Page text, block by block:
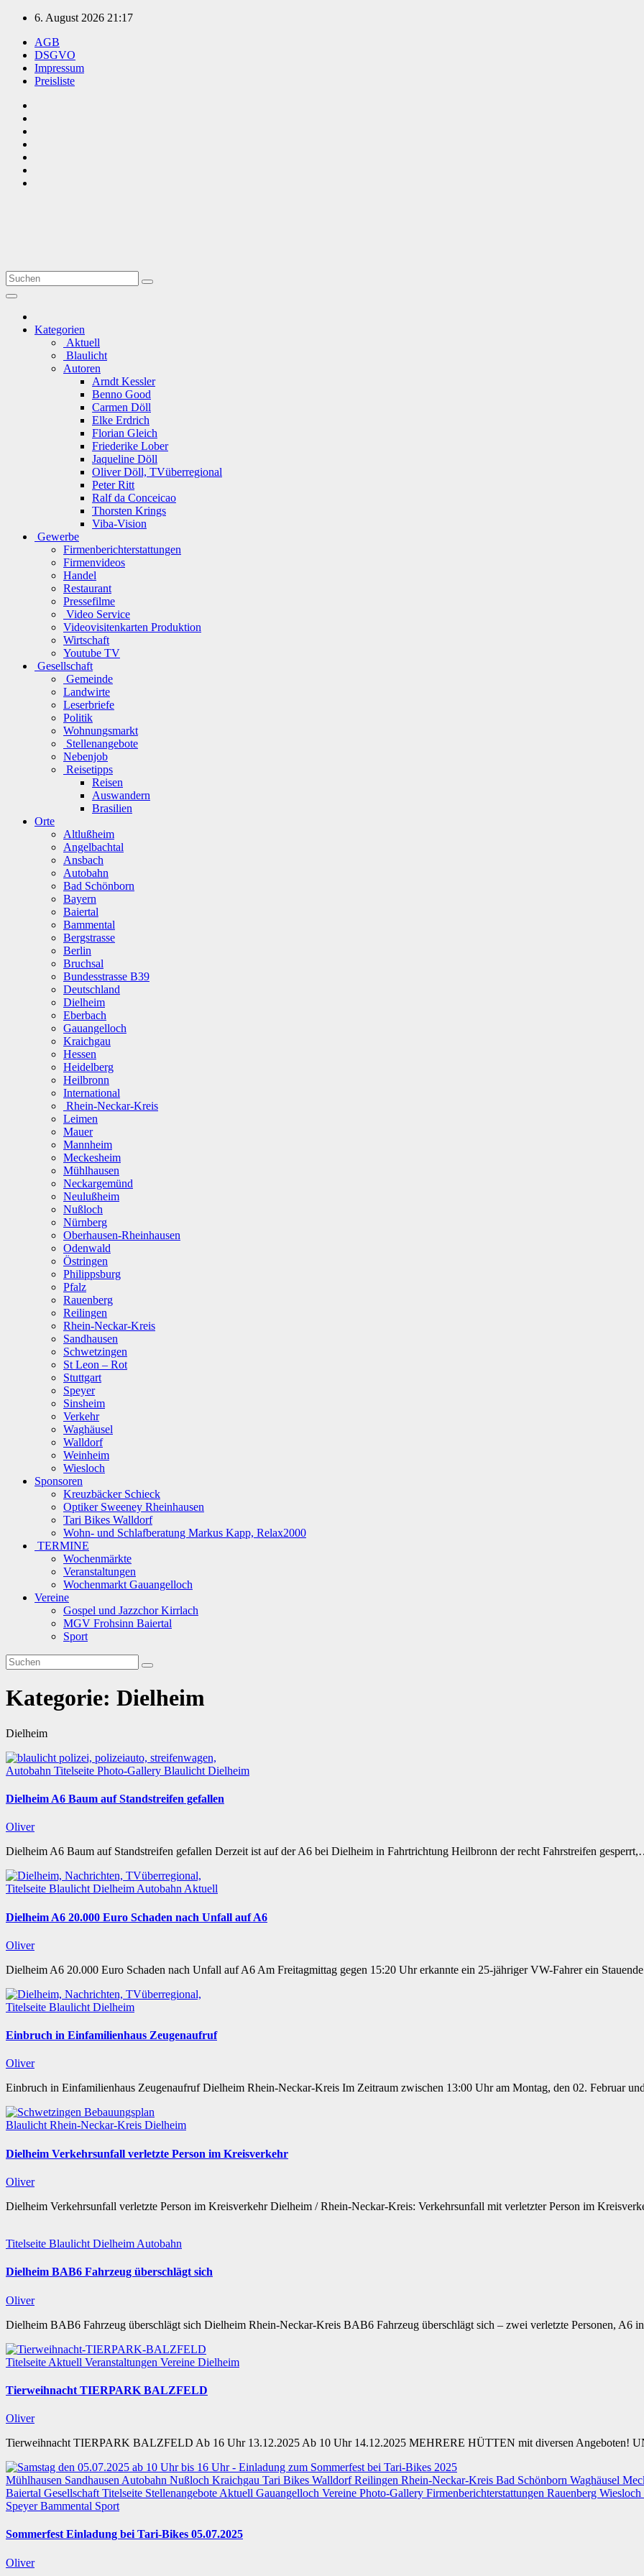
Zum
springen
6. August 2026 21:17
AGB
DSGVO
Impressum
Preisliste
Kategorien
Aktuell
Blaulicht
Autoren
Arndt Kessler
Benno Good
Carmen Döll
Elke Erdrich
Florian Gleich
Friederike Lober
Jaqueline Döll
Oliver Döll, TVüberregional
Peter Ritt
Ralf da Conceicao
Thorsten Krings
Viba-Vision
Gewerbe
Firmenberichterstattungen
Firmenvideos
Handel
Restaurant
Pressefilme
Video Service
Videovisitenkarten Produktion
Wirtschaft
Youtube TV
Gesellschaft
Gemeinde
Landwirte
Leserbriefe
Politik
Wohnungsmarkt
Stellenangebote
Nebenjob
Reisetipps
Reisen
Auswandern
Brasilien
Orte
Altlußheim
Angelbachtal
Ansbach
Autobahn
Bad Schönborn
Bayern
Baiertal
Bammental
Bergstrasse
Berlin
Bruchsal
Bundesstrasse B39
Deutschland
Dielheim
Eberbach
Gauangelloch
Kraichgau
Hessen
Heidelberg
Heilbronn
International
Rhein-Neckar-Kreis
Leimen
Mauer
Mannheim
Meckesheim
Mühlhausen
Neckargemünd
Neulußheim
Nußloch
Nürnberg
Oberhausen-Rheinhausen
Odenwald
Östringen
Philippsburg
Pfalz
Rauenberg
Reilingen
Rhein-Neckar-Kreis
Sandhausen
Schwetzingen
St Leon – Rot
Stuttgart
Speyer
Sinsheim
Verkehr
Waghäusel
Walldorf
Weinheim
Wiesloch
Sponsoren
Kreuzbäcker Schieck
Optiker Sweeney Rheinhausen
Tari Bikes Walldorf
Wohn- und Schlafberatung Markus Kapp, Relax2000
TERMINE
Wochenmärkte
Veranstaltungen
Wochenmarkt Gauangelloch
Vereine
Gospel und Jazzchor Kirrlach
MGV Frohsinn Baiertal
Sport
Kategorie: Dielheim
Dielheim
Autobahn Titelseite Photo-Gallery Blaulicht Dielheim
Dielheim A6 Baum auf Standstreifen gefallen
Oliver
Dielheim A6 Baum auf Standstreifen gefallen Derzeit ist auf der A6 bei Dielheim in Fahrtrichtung Heilbronn der recht Fahrstreifen
Titelseite BlaulichtDielheimAutobahnAktuell
Dielheim A6 20.000 Euro Schaden nach Unfall auf A6
Oliver
Dielheim A6 20.000 Euro Schaden nach Unfall auf A6 Am Freitagmittag gegen 15:20 Uhr erkannte ein 25-jähriger VW-Fahrer ein
Titelseite Blaulicht Dielheim
Einbruch in Einfamilienhaus Zeugenaufruf
Oliver
Einbruch in Einfamilienhaus Zeugenaufruf Dielheim Rhein-Neckar-Kreis Im Zeitraum zwischen 13:00 Uhr am Montag, den 02. Februar
BlaulichtRhein-Neckar-Kreis Dielheim
Dielheim Verkehrsunfall verletzte Person im Kreisverkehr
Oliver
Dielheim Verkehrsunfall verletzte Person im Kreisverkehr Dielheim / Rhein-Neckar-Kreis: Verkehrsunfall mit verletzter Person im
Titelseite Blaulicht Dielheim Autobahn
Dielheim BAB6 Fahrzeug überschlägt sich
Oliver
Dielheim BAB6 Fahrzeug überschlägt sich Dielheim Rhein-Neckar-Kreis BAB6 Fahrzeug überschlägt sich – zwei verletzte Personen, A6
Titelseite Aktuell Veranstaltungen Vereine Dielheim
Tierweihnacht TIERPARK BALZFELD
Oliver
Tierweihnacht TIERPARK BALZFELD Ab 16 Uhr 13.12.2025 Ab 10 Uhr 14.12.2025 MEHRERE HÜTTEN mit diversen Angeboten!
Mühlhausen Sandhausen Autobahn Nußloch Kraichgau Tari Bikes WalldorfReilingen Rhein-Neckar-Kreis Bad Schönborn Waghäusel
Baiertal Gesellschaft Titelseite Stellenangebote Aktuell Gauangelloch Vereine Photo-Gallery Firmenberichterstattungen Rauenberg Wiesloch
SpeyerBammental Sport
Sommerfest Einladung bei Tari-Bikes 05.07.2025
Oliver